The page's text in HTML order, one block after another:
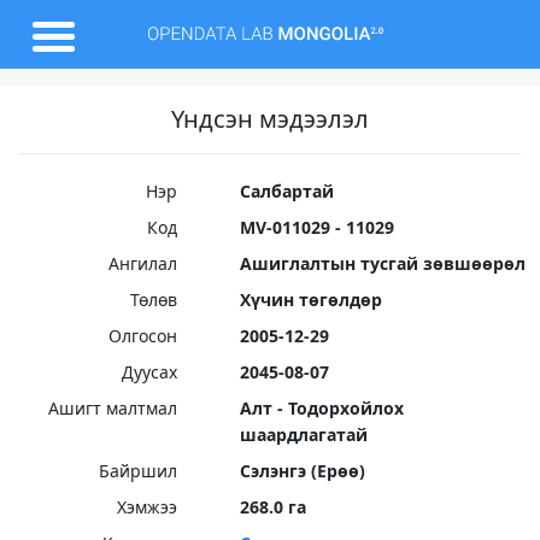
Үндсэн мэдээлэл
Нэр
Салбартай
Код
MV-011029 - 11029
Ангилал
Ашиглалтын тусгай зөвшөөрөл
Төлөв
Хүчин төгөлдөр
Олгосон
2005-12-29
Дуусах
2045-08-07
Ашигт малтмал
Алт - Тодорхойлох
шаардлагатай
Байршил
Сэлэнгэ (Ерөө)
Хэмжээ
268.0 га